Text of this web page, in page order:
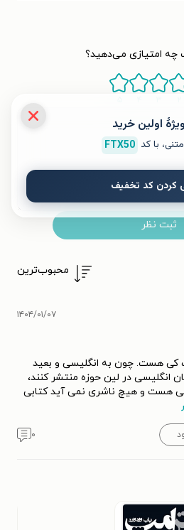
چه امتیازی می‌دهید؟
ثبت نظر
محبوب‌ترین
۱۴۰۴/۰۱/۰۷
کی هست. چون به انگلیسی و بعید
انگلیسی در لین حوزه منتشر کنند،
هست و هیچ ناشری نمی آید کتابی
۰
با کد FTX50
کردن کد تخفیف